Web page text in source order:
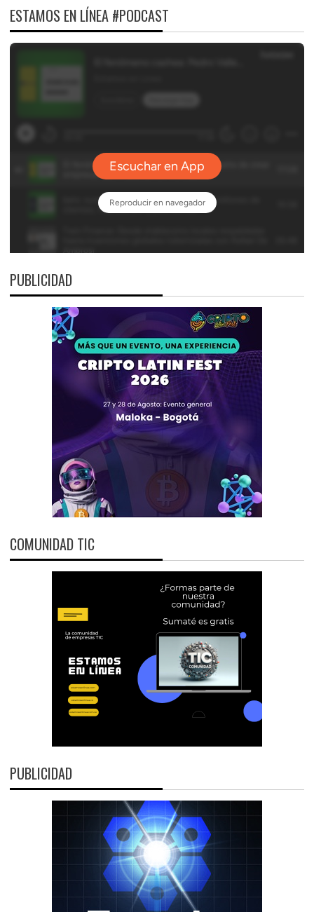
ESTAMOS EN LÍNEA #PODCAST
PUBLICIDAD
COMUNIDAD TIC
PUBLICIDAD